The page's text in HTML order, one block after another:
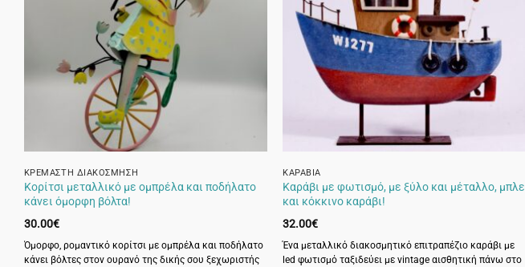
επιλεγούν
ΚΡΕΜΑΣΤΉ ΔΙΑΚΌΣΜΗΣΗ
Κορίτσι μεταλλικό με ομπρέλα και ποδήλατο
κάνει όμορφη βόλτα!
30.00€
Όμορφο, ρομαντικό κορίτσι με ομπρέλα και ποδήλατο
κάνει βόλτες στον ουρανό της δικής σου ξεχωριστής
ΚΑΡΆΒΙΑ
Καράβι με φωτισμό, με ξύλο και μέταλλο, μπλε
και κόκκινο καράβι!
32.00€
Ένα μεταλλικό διακοσμητικό επιτραπέζιο καράβι με
led φωτισμό ταξιδεύει με vintage αισθητική πάνω στο